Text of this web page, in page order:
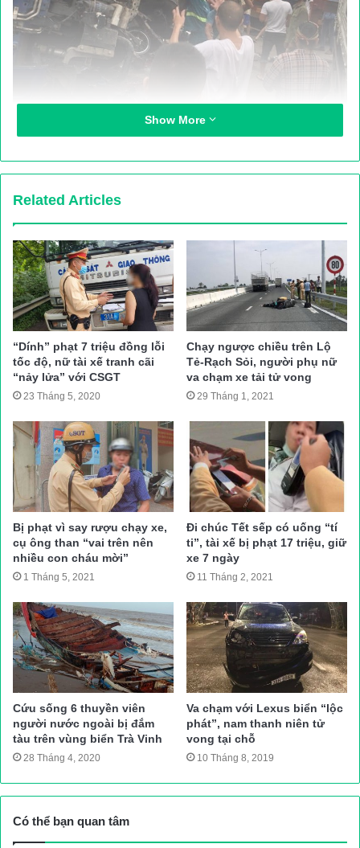
Hiện trường vụ tai nạn thảm khốc
tải bị lật đã được đưa ra khỏi cabin trong tình trạng bị thương
nặng. Một số người khác bị thương đã được đưa đi bệnh viện.
Xem Clip vụ tai nạn ở Hải Dương:
8 giờ 50 phút, Bộ trưởng Bộ GTVT Nguyễn Văn Thể và Phó
chủ tịch chuyên trách Uỷ ban ATGT quốc gia Khuất Việt Hùng
đã có mặt tại hiện trường chỉ đạo công tác khắc phục hậu quả
vụ tai nạn, thăm hỏi nạn nhân.
Bộ trưởng GTVT Nguyễn Văn Thể nghe báo cáo vụ việc ngay
tại hiện trường
Show More
Related Articles
“Dính” phạt 7 triệu đồng lỗi
tốc độ, nữ tài xế tranh cãi
“nảy lửa” với CSGT
23 Tháng 5, 2020
Chạy ngược chiều trên Lộ
Tẻ-Rạch Sỏi, người phụ nữ
va chạm xe tải tử vong
29 Tháng 1, 2021
Bị phạt vì say rượu chạy xe,
cụ ông than “vai trên nên
nhiều con cháu mời”
1 Tháng 5, 2021
Đi chúc Tết sếp có uống “tí
ti”, tài xế bị phạt 17 triệu, giữ
xe 7 ngày
11 Tháng 2, 2021
Cứu sống 6 thuyền viên
người nước ngoài bị đắm
tàu trên vùng biển Trà Vinh
28 Tháng 4, 2020
Va chạm với Lexus biển “lộc
phát”, nam thanh niên tử
vong tại chỗ
10 Tháng 8, 2019
Có thể bạn quan tâm